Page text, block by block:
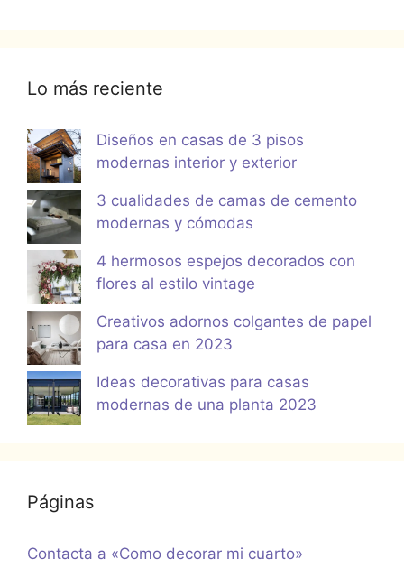
Lo más reciente
Diseños en casas de 3 pisos
modernas interior y exterior
3 cualidades de camas de cemento
modernas y cómodas
4 hermosos espejos decorados con
flores al estilo vintage
Creativos adornos colgantes de papel
para casa en 2023
Ideas decorativas para casas
modernas de una planta 2023
Páginas
Contacta a «Como decorar mi cuarto»